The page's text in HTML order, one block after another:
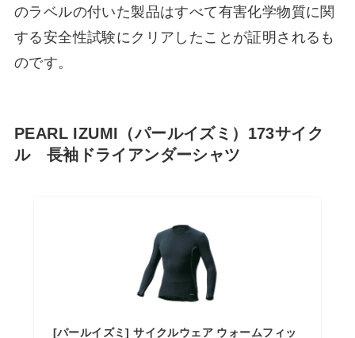
のラベルの付いた製品はすべて有害化学物質に関
する安全性試験にクリアしたことが証明されるも
のです。
PEARL IZUMI（パールイズミ）173サイク
ル 長袖ドライアンダーシャツ
[パールイズミ] サイクルウェア ウォームフィッ